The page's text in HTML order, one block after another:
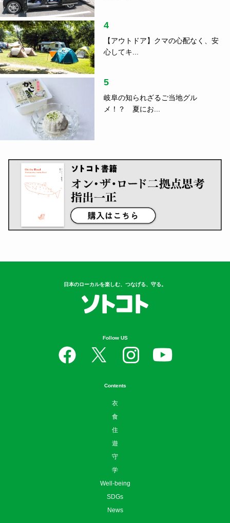
4
【アウトドア】クマの心配なく、安
心してキ...
5
岐阜の知られざるご当地グル
メ！？ 夏にお...
日本のローカルを楽しむ、つなげる、守る。
Follow US
Contents
衣
食
住
遊
守
学
Well-being
SDGs
News